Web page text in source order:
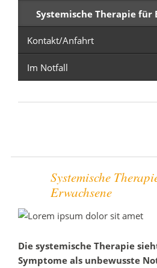
Systemische Therapie für
Kontakt/Anfahrt
Im Notfall
Systemische
Erwachsene
Die systemische Therapie
Symptome als unbewusste